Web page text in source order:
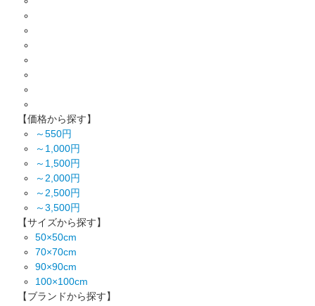
【価格から探す】
～550円
～1,000円
～1,500円
～2,000円
～2,500円
～3,500円
【サイズから探す】
50×50cm
70×70cm
90×90cm
100×100cm
【ブランドから探す】